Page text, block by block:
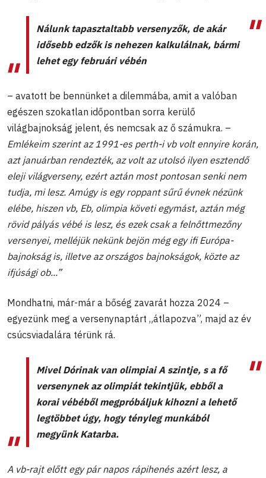
Nálunk tapasztaltabb versenyzők, de akár
idősebb edzők is nehezen kalkulálnak, bármi
lehet egy februári vébén
– avatott be bennünket a dilemmába, amit a valóban
egészen szokatlan időpontban sorra kerülő
világbajnokság jelent, és nemcsak az ő számukra. –
Emlékeim szerint az 1991-es perth-i vb volt ennyire korán,
azt januárban rendezték, az volt az utolsó ilyen esztendő
eleji világverseny, ezért aztán most pontosan senki nem
tudja, mi lesz. Amúgy is egy roppant sűrű évnek nézünk
elébe, hiszen vb, Eb, olimpia követi egymást, aztán még
rövid pályás vébé is lesz, és ezek csak a felnőttmezőny
versenyei, melléjük nekünk bejön még egy ifi Európa-
bajnokság is, illetve az országos bajnokságok, közte az
ifjúsági ob...”
Mondhatni, már-már a bőség zavarát hozza 2024 –
egyezünk meg a versenynaptárt „átlapozva”, majd az év
csúcsviadalára térünk rá.
Mivel Dórinak van olimpiai A szintje, s a fő
versenynek az olimpiát tekintjük, ebből a
korai vébéből megpróbáljuk kihozni a lehető
legtöbbet úgy, hogy tényleg munkából
megyünk Katarba.
A vb-rajt előtt egy pár napos rápihenés azért lesz, a